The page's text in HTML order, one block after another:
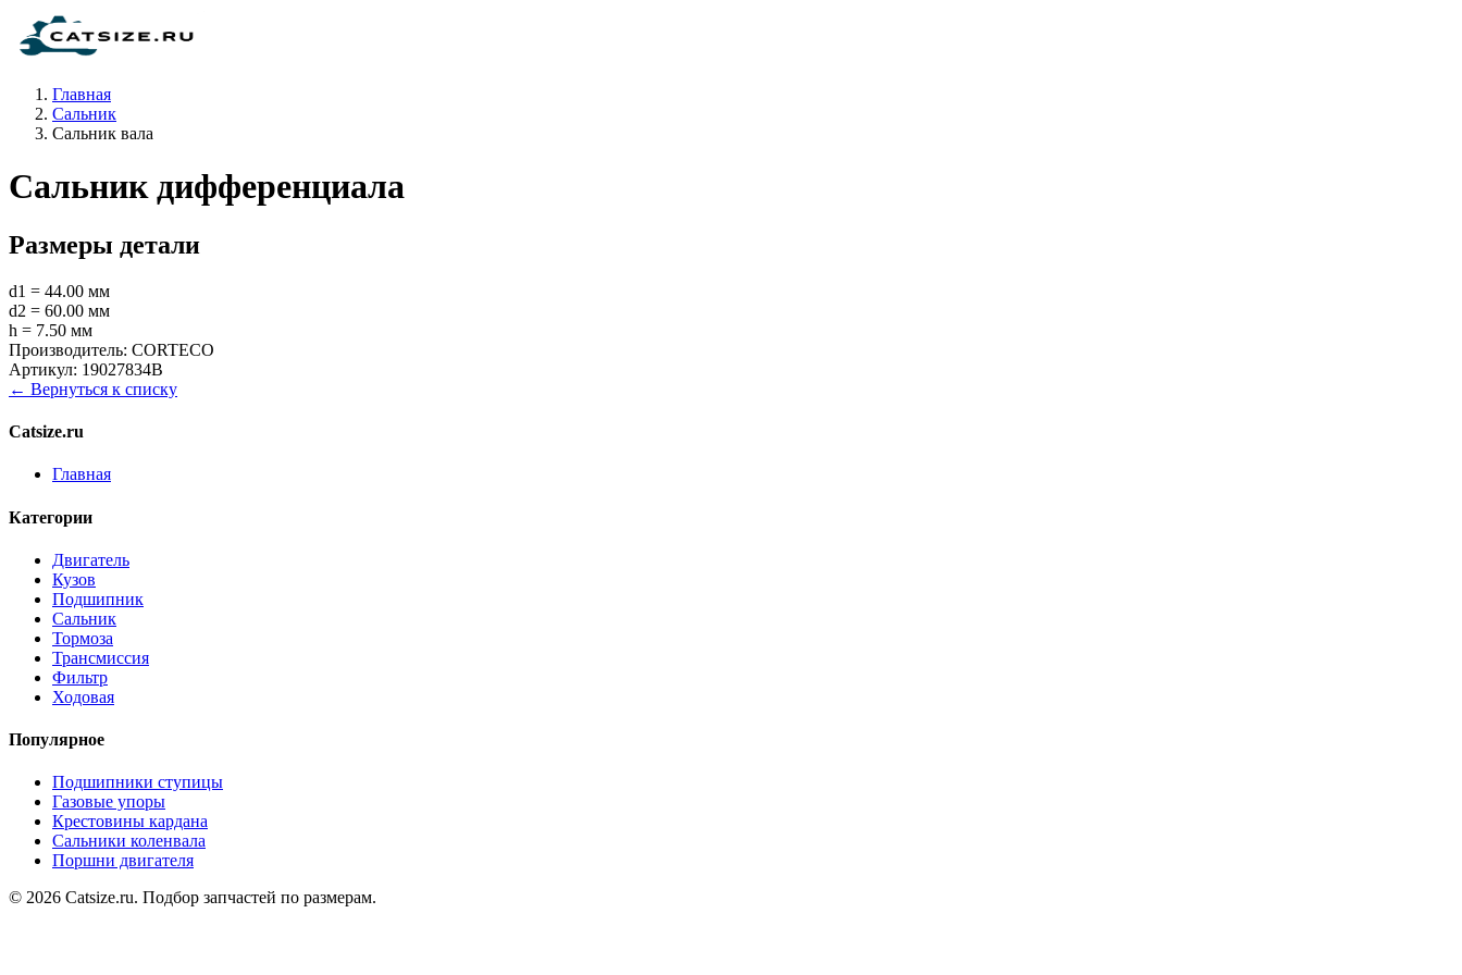
Главная
Сальник
Сальник вала
Сальник дифференциала
Размеры детали
d1 = 44.00 мм
d2 = 60.00 мм
h = 7.50 мм
Производитель: CORTECO
Артикул: 19027834B
← Вернуться к списку
Catsize.ru
Главная
Категории
Двигатель
Кузов
Подшипник
Сальник
Тормоза
Трансмиссия
Фильтр
Ходовая
Популярное
Подшипники ступицы
Газовые упоры
Крестовины кардана
Сальники коленвала
Поршни двигателя
© 2026 Catsize.ru. Подбор запчастей по размерам.